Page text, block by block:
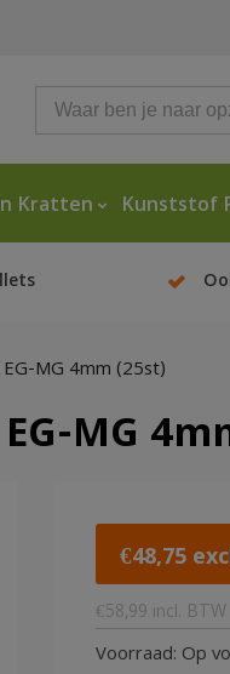
Kratten Kunststof
MG 4mm (25st)
MG
€48,75
€ 58,99 incl. BTW
Voorraad: Op